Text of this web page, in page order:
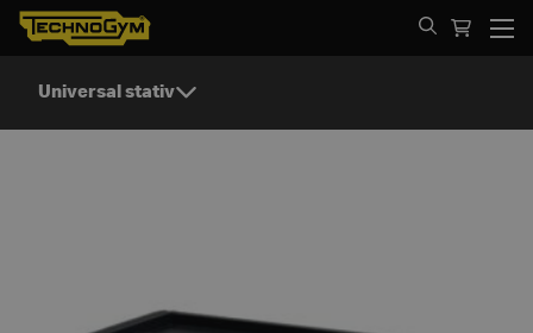
Spring til indhold
Universal stativ